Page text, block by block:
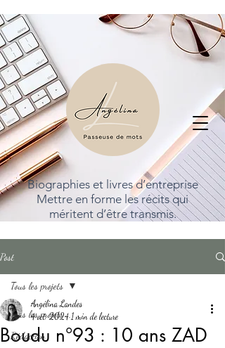
Biographies et livres d’entreprise
Mettre en forme les récits qui
méritent d’être transmis.
Post
Tous les projets
Rédaction
Tous les projets
Boudu n°93 : 10 ans ZAD
Angélina Landes
4 oct. 2024 1 min de lecture